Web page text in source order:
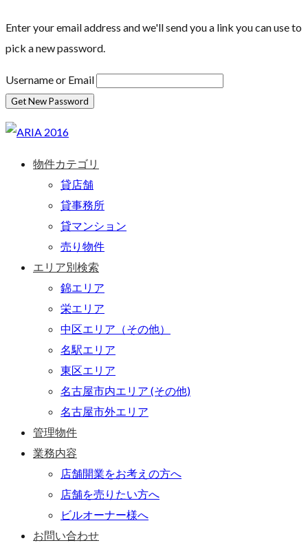
Enter your email address and we'll send you a link you can use to
pick a new password.
Username or Email
物件カテゴリ
貸店舗
貸事務所
貸マンション
売り物件
エリア別検索
錦エリア
栄エリア
中区エリア（その他）
名駅エリア
東区エリア
名古屋市内エリア (その他)
名古屋市外エリア
管理物件
業務内容
店舗開業をお考えの方へ
店舗を売りたい方へ
ビルオーナー様へ
お問い合わせ